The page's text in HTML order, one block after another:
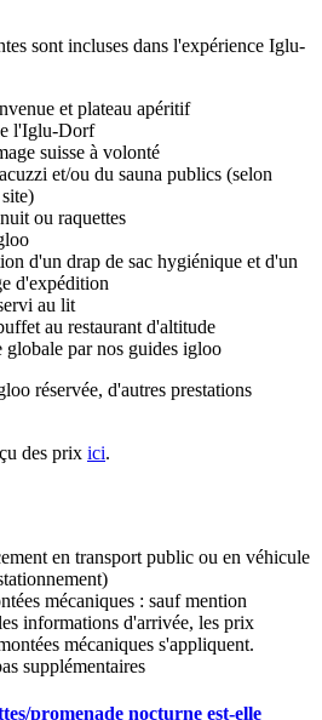
sont incluses dans l'expérience Iglu-
et plateau apéritif
l'Iglu-Dorf
suisse à volonté
et/ou du sauna publics (selon
ou raquettes
d'un drap de sac hygiénique et d'un
d'expédition
au lit
au restaurant d'altitude
globale par nos guides igloo
réservée, d'autres prestations
des prix ici.
en transport public ou en véhicule
mécaniques : sauf mention
informations d'arrivée, les prix
mécaniques s'appliquent.
supplémentaires
promenade nocturne est-elle